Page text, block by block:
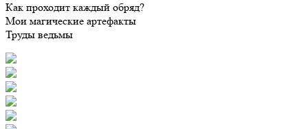
Как проходит каждый обряд?
Мои магические артефакты
Труды ведьмы